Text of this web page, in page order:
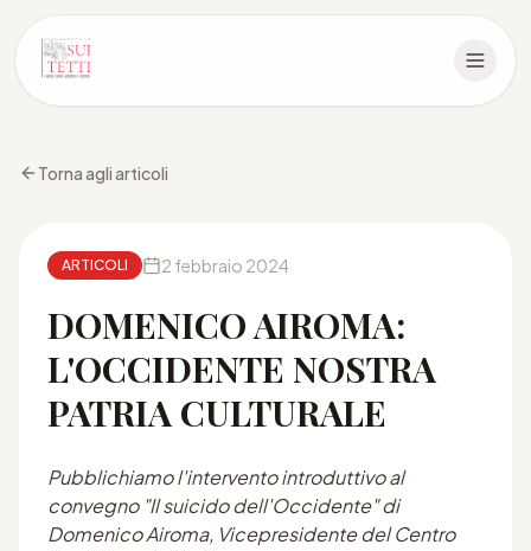
Torna agli articoli
ARTICOLI 2 febbraio 2024
DOMENICO AIROMA:
L'OCCIDENTE NOSTRA
PATRIA CULTURALE
Pubblichiamo l'intervento introduttivo al
convegno "Il suicido dell'Occidente" di
Domenico Airoma, Vicepresidente del Centro